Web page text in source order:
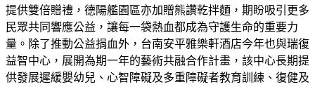
提供雙倍贈禮，德陽艦園區亦加贈熊讚乾拌麵，期盼吸引更多
民眾共同響應公益，讓每一袋熱血都成為守護生命的重要力
量。除了推動公益捐血外，台南安平雅樂軒酒店今年也與瑞復
益智中心，展開為期一年的藝術共融合作計畫，該中心長期提
供發展遲緩嬰幼兒、心智障礙及多重障礙者教育訓練、復健及